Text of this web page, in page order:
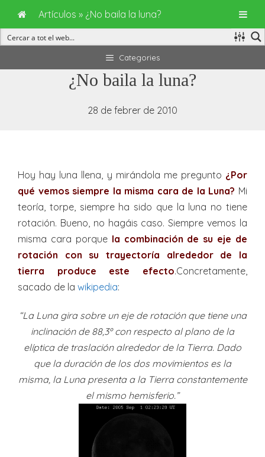
al
Categories
¿No baila la luna?
28 de febrer de 2010
Hoy hay luna llena, y mirándola me pregunto ¿Por
qué vemos siempre la misma cara de la Luna? Mi
teoría, torpe, siempre ha sido que la luna no tiene
rotación. Bueno, no hagáis caso. Siempre vemos la
misma cara porque la combinación de su eje de
rotación con su trayectoría alrededor de la
tierra produce este efecto.Concretamente,
sacado de la wikipedia:
“La Luna gira sobre un eje de rotación que tiene una
inclinación de 88,3º con respecto al plano de la
elíptica de traslación alrededor de la Tierra. Dado
que la duración de los dos movimientos es la
misma, la Luna presenta a la Tierra constantemente
el mismo hemisferio.”
Artículos » ¿No baila la luna?